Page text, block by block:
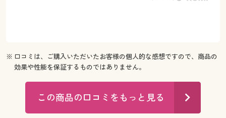
※ 口コミは、ご購入いただいたお客様の個人的な感想ですので、商品の
効果や性能を保証するものではありません。
この商品の口コミをもっと見る